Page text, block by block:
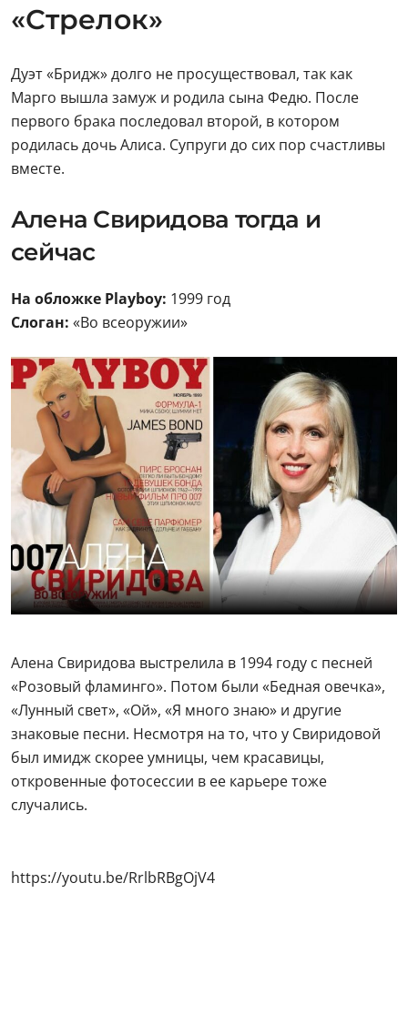
«Стрелок»
Дуэт «Бридж» долго не просуществовал, так как
Марго вышла замуж и родила сына Федю. После
первого брака последовал второй, в котором
родилась дочь Алиса. Супруги до сих пор счастливы
вместе.
Алена Свиридова тогда и
сейчас
На обложке Playboy: 1999 год
Слоган: «Во всеоружии»
Алена Свиридова выстрелила в 1994 году с песней
«Розовый фламинго». Потом были «Бедная овечка»,
«Лунный свет», «Ой», «Я много знаю» и другие
знаковые песни. Несмотря на то, что у Свиридовой
был имидж скорее умницы, чем красавицы,
откровенные фотосессии в ее карьере тоже
случались.
https://youtu.be/RrlbRBgOjV4